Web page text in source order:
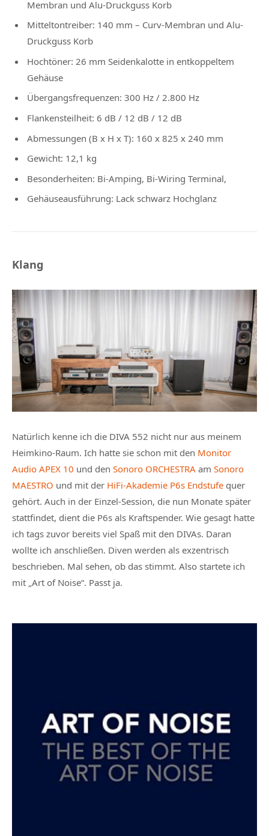
Membran und Alu-Druckguss Korb
Mitteltontreiber: 140 mm – Curv-Membran und Alu-
Druckguss Korb
Hochtöner: 26 mm Seidenkalotte in entkoppeltem
Gehäuse
Übergangsfrequenzen: 300 Hz / 2.800 Hz
Flankensteilheit: 6 dB / 12 dB / 12 dB
Abmessungen (B x H x T): 160 x 825 x 240 mm
Gewicht: 12,1 kg
Besonderheiten: Bi-Amping, Bi-Wiring Terminal,
Gehäuseausführung: Lack schwarz Hochglanz
Klang
Natürlich kenne ich die DIVA 552 nicht nur aus meinem
Heimkino-Raum. Ich hatte sie schon mit den Monitor
Audio APEX 10 und den Sonoro ORCHESTRA am Sonoro
MAESTRO und mit der HiFi-Akademie P6s Endstufe quer
gehört. Auch in der Einzel-Session, die nun Monate später
stattfindet, dient die P6s als Kraftspender. Wie gesagt hatte
ich tags zuvor bereits viel Spaß mit den DIVAs. Daran
wollte ich anschließen. Diven werden als exzentrisch
beschrieben. Mal sehen, ob das stimmt. Also startete ich
mit „Art of Noise“. Passt ja.